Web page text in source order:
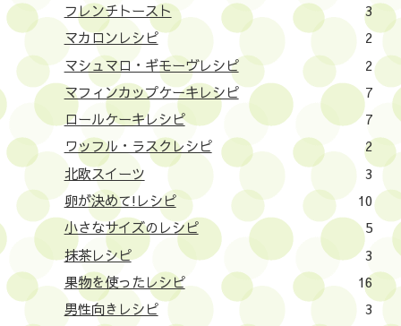
フレンチトースト
3
マカロンレシピ
2
マシュマロ・ギモーヴレシピ
2
マフィンカップケーキレシピ
7
ロールケーキレシピ
7
ワッフル・ラスクレシピ
2
北欧スイーツ
3
卵が決めて!レシピ
10
小さなサイズのレシピ
5
抹茶レシピ
3
果物を使ったレシピ
16
男性向きレシピ
3